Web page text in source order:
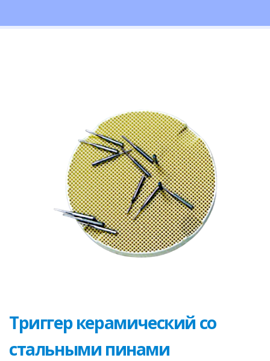
Триггер керамический со
стальными пинами